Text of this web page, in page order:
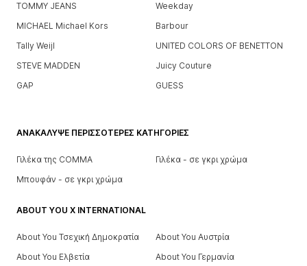
TOMMY JEANS
Weekday
MICHAEL Michael Kors
Barbour
Tally Weijl
UNITED COLORS OF BENETTON
STEVE MADDEN
Juicy Couture
GAP
GUESS
ΑΝΑΚΆΛΥΨΕ ΠΕΡΙΣΣΌΤΕΡΕΣ ΚΑΤΗΓΟΡΊΕΣ
Γιλέκα της COMMA
Γιλέκα - σε γκρι χρώμα
Μπουφάν - σε γκρι χρώμα
ABOUT YOU X INTERNATIONAL
About You Τσεχική Δημοκρατία
About You Αυστρία
About You Ελβετία
About You Γερμανία